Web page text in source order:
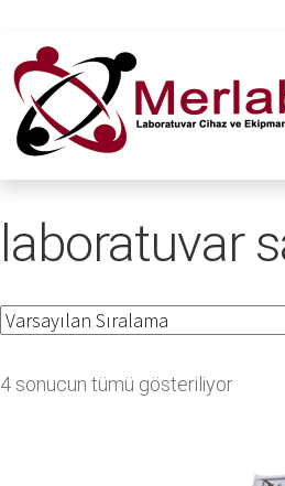
laboratuvar
4 sonucun tümü gösteriliyor